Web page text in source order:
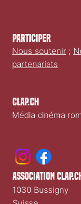
Clap.ch
Média cinéma
Participer
Nous soutenir ;
partenariats
association clap.ch
1030 Bussigny